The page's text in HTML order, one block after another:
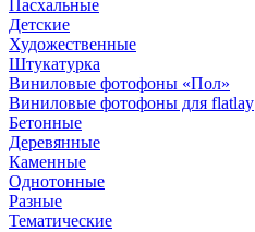
Пасхальные
Детские
Художественные
Штукатурка
Виниловые фотофоны «Пол»
Виниловые фотофоны для flatlay
Бетонные
Деревянные
Каменные
Однотонные
Разные
Тематические